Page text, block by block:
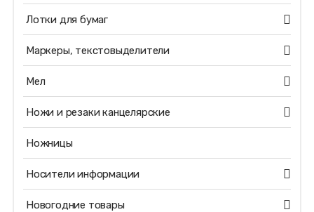
Лотки для бумаг
Маркеры, текстовыделители
Мел
Ножи и резаки канцелярские
Ножницы
Носители информации
Новогодние товары